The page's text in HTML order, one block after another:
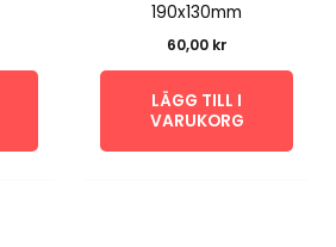
190x130mm
60,00 kr
LÄGG TILL I
VARUKORG